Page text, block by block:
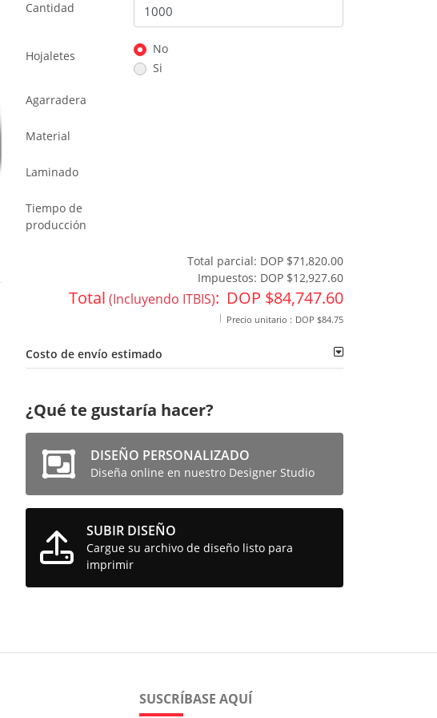
Cantidad
Hojaletes
No
Si
Agarradera
Material
Laminado
Tiempo de
producción
Total parcial: DOP $71,820.00
Impuestos: DOP $12,927.60
Total (Incluyendo ITBIS): DOP $84,747.60
Precio unitario : DOP $84.75
Costo de envío estimado
¿Qué te gustaría hacer?
DISEÑO PERSONALIZADO
Diseña online en nuestro Designer Studio
SUBIR DISEÑO
Cargue su archivo de diseño listo para
imprimir
SUSCRÍBASE AQUÍ